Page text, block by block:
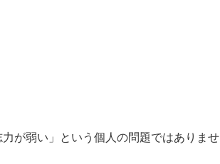
が弱い」という個人の問題ではありませ